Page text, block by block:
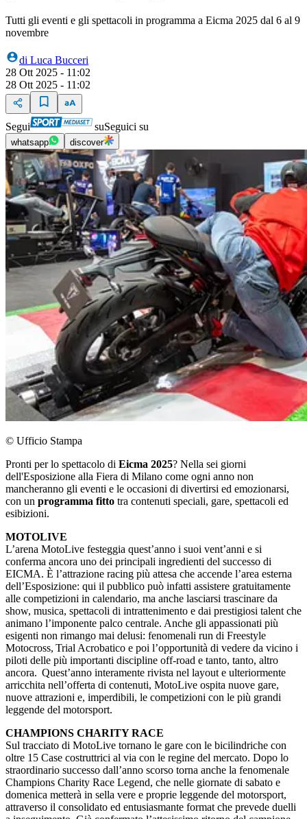
Tutti gli eventi e gli spettacoli in programma a Eicma 2025 dal 6 al 9
novembre
di Luca Bucceri
28 Ott 2025 - 11:02
28 Ott 2025 - 11:02
Segui suSeguici su
whatsapp discover
© Ufficio Stampa
Pronti per lo spettacolo di Eicma 2025? Nella sei giorni
dell'Esposizione alla Fiera di Milano come ogni anno non
mancheranno gli eventi e le occasioni di divertirsi ed emozionarsi,
con un programma fitto tra contenuti speciali, gare, spettacoli ed
esibizioni.
MOTOLIVE
L’arena MotoLive festeggia quest’anno i suoi vent’anni e si
conferma ancora uno dei principali ingredienti del successo di
EICMA. È l’attrazione racing più attesa che accende l’area esterna
dell’Esposizione: qui il pubblico può infatti assistere gratuitamente
alle competizioni in calendario, ma anche lasciarsi trascinare da
show, musica, spettacoli di intrattenimento e dai prestigiosi talent che
animano l’imponente palco centrale. Anche gli appassionati più
esigenti non rimango mai delusi: fenomenali run di Freestyle
Motocross, Trial Acrobatico e poi l’opportunità di vedere da vicino i
piloti delle più importanti discipline off-road e tanto, tanto, altro
ancora. Quest’anno interamente rivista nel layout e ulteriormente
arricchita nell’offerta di contenuti, MotoLive ospita nuove gare,
nuove attrazioni e, imperdibili, le competizioni con le più grandi
leggende del motorsport.
CHAMPIONS CHARITY RACE
Sul tracciato di MotoLive tornano le gare con le bicilindriche con
oltre 15 Case costruttrici al via con le regine del mercato. Dopo lo
straordinario successo dall’anno scorso torna anche la fenomenale
Champions Charity Race Legend, che nelle giornate di sabato e
domenica metterà in sella vere e proprie leggende del motorsport,
attraverso il consolidato ed entusiasmante format che prevede duelli